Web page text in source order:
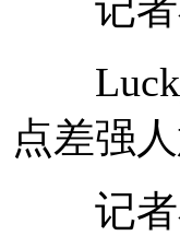
记者
Lucky
点差强
记者